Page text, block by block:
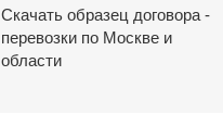
Скачать образец договора -
перевозки по Москве и
области